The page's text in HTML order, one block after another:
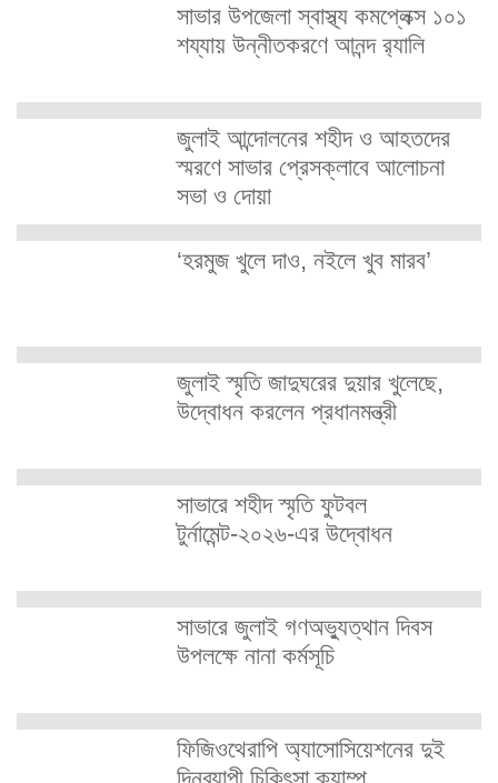
সাভার উপজেলা স্বাস্থ্য কমপ্লেক্স ১০১
শয্যায় উন্নীতকরণে আনন্দ র‍্যালি
জুলাই আন্দোলনের শহীদ ও আহতদের
স্মরণে সাভার প্রেসক্লাবে আলোচনা
সভা ও দোয়া
‘হরমুজ খুলে দাও, নইলে খুব মারব’
জুলাই স্মৃতি জাদুঘরের দুয়ার খুলেছে,
উদ্বোধন করলেন প্রধানমন্ত্রী
সাভারে শহীদ স্মৃতি ফুটবল
টুর্নামেন্ট-২০২৬-এর উদ্বোধন
সাভারে জুলাই গণঅভ্যুত্থান দিবস
উপলক্ষে নানা কর্মসূচি
ফিজিওথেরাপি অ্যাসোসিয়েশনের দুই